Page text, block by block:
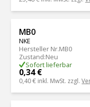
MB0
NKE
Hersteller Nr.MB0
Zustand:Neu
Sofort lieferbar
0,34 €
0,40 € inkl. MwSt. zzgl.